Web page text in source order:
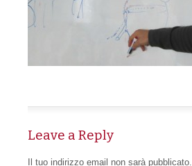
Leave a Reply
Il tuo indirizzo email non sarà pubblicato.